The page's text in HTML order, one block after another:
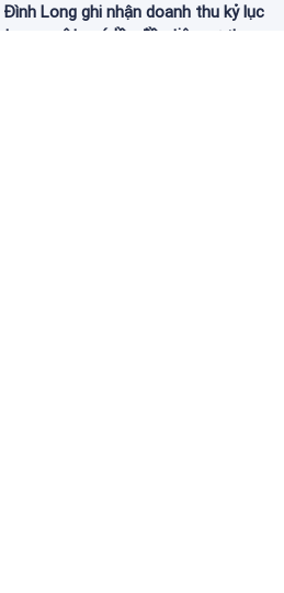
Đình Long ghi nhận doanh thu kỷ lục
trong một quý, lần đầu tiên vượt